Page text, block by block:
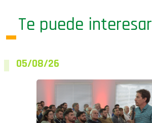
Te puede interesar
05/08/26